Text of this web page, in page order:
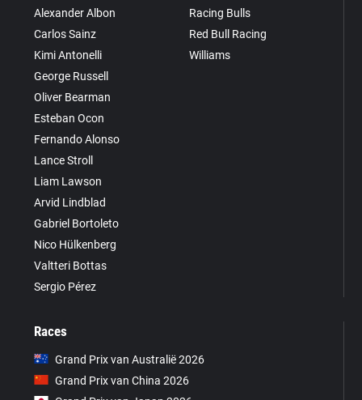
Alexander Albon
Carlos Sainz
Kimi Antonelli
George Russell
Oliver Bearman
Esteban Ocon
Fernando Alonso
Lance Stroll
Liam Lawson
Arvid Lindblad
Gabriel Bortoleto
Nico Hülkenberg
Valtteri Bottas
Sergio Pérez
Racing Bulls
Red Bull Racing
Williams
Races
Grand Prix van Australië 2026
Grand Prix van China 2026